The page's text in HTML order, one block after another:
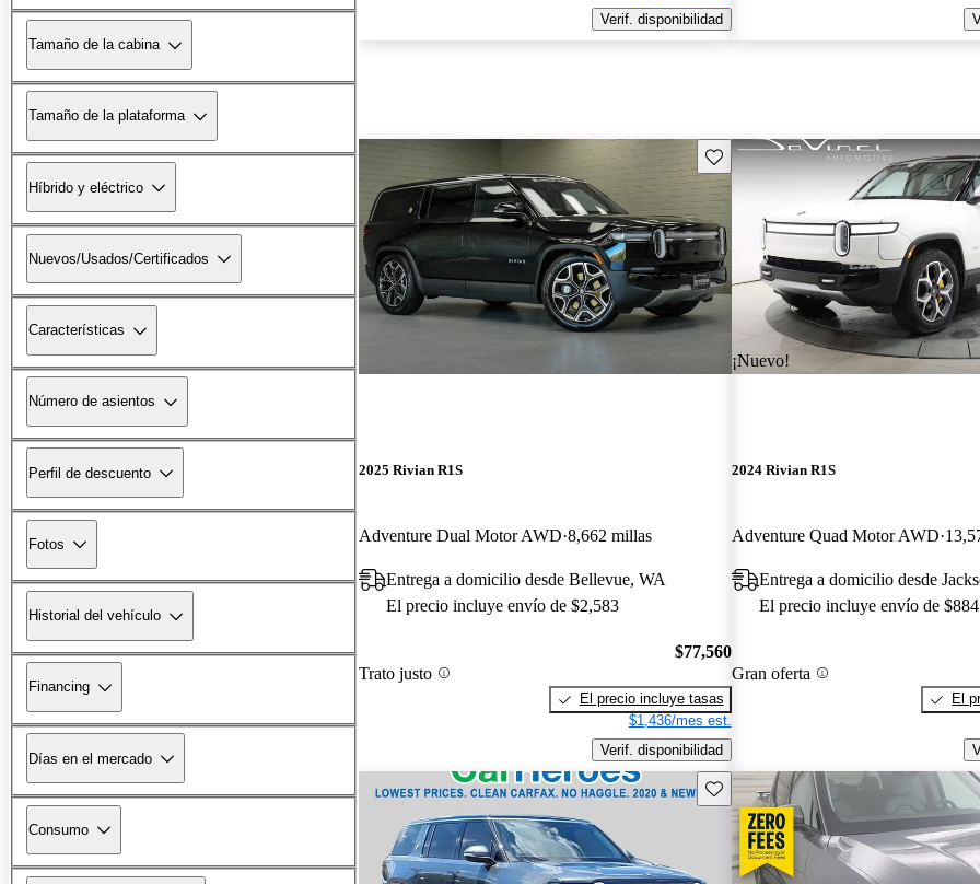
Tamaño de la cabina
Tamaño de la plataforma
Híbrido y eléctrico
Nuevos/Usados/Certificados
Características
Número de asientos
Perfil de descuento
Fotos
Historial del vehículo
Financing
Días en el mercado
Consumo
Verif. disponibilidad
Guarda este Aviso
2025 Rivian R1S
Adventure Dual Motor AWD 8,662 millas
Entrega a domicilio desde Bellevue, WA
El precio incluye envío de $2,583
Trato justo
$77,560
El precio incluye tasas
$1,436/mes est.
Verif. disponibilidad
¡Nuevo!
2024 Rivian R1S
Adventure Quad Motor AWD
Entrega a domicilio desde
El precio incluye envío de $884
Gran oferta
El
Guarda este Aviso